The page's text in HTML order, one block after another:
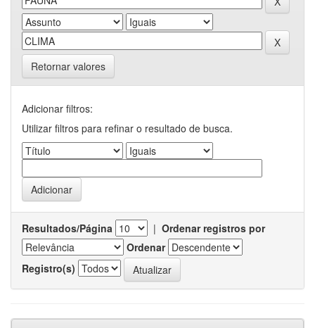
Retornar valores
Adicionar filtros:
Utilizar filtros para refinar o resultado de busca.
Resultados/Página | Ordenar registros por
Ordenar
Registro(s)